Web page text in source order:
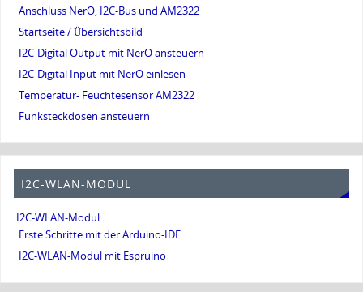
Anschluss NerO, I2C-Bus und AM2322
Startseite / Übersichtsbild
I2C-Digital Output mit NerO ansteuern
I2C-Digital Input mit NerO einlesen
Temperatur- Feuchtesensor AM2322
Funksteckdosen ansteuern
I2C-WLAN-MODUL
I2C-WLAN-Modul
Erste Schritte mit der Arduino-IDE
I2C-WLAN-Modul mit Espruino